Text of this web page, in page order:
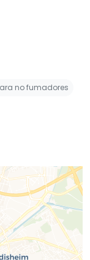
no fumadores